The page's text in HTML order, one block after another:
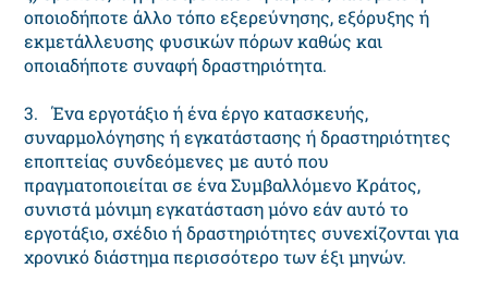
οποιοδήποτε άλλο τόπο εξερεύνησης, εξόρυξης ή
εκμετάλλευσης φυσικών πόρων καθώς και
οποιαδήποτε συναφή δραστηριότητα.
3. Ένα εργοτάξιο ή ένα έργο κατασκευής,
συναρμολόγησης ή εγκατάστασης ή δραστηριότητες
εποπτείας συνδεόμενες με αυτό που
πραγματοποιείται σε ένα Συμβαλλόμενο Κράτος,
συνιστά μόνιμη εγκατάσταση μόνο εάν αυτό το
εργοτάξιο, σχέδιο ή δραστηριότητες συνεχίζονται για
χρονικό διάστημα περισσότερο των έξι μηνών.